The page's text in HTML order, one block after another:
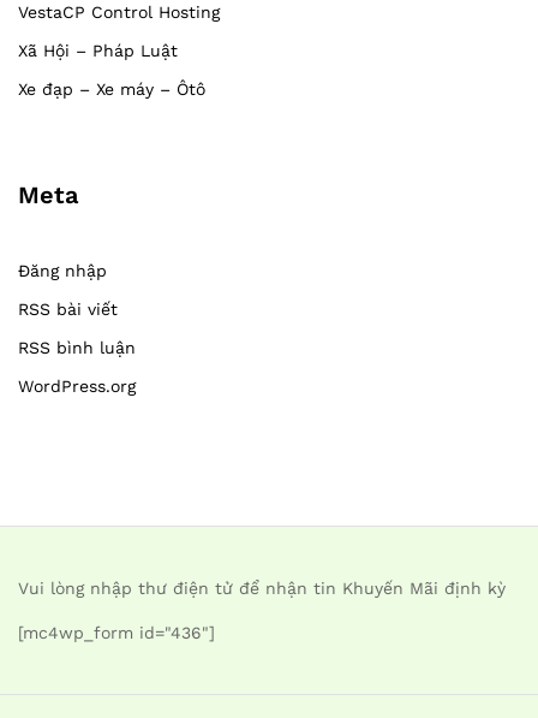
VestaCP Control Hosting
Xã Hội – Pháp Luật
Xe đạp – Xe máy – Ôtô
Meta
Đăng nhập
RSS bài viết
RSS bình luận
WordPress.org
Vui lòng nhập thư điện tử để nhận tin Khuyến Mãi định kỳ
[mc4wp_form id="436"]